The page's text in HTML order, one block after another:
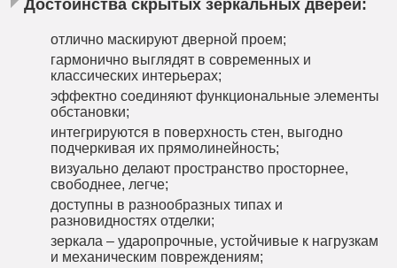
Достоинства скрытых зеркальных дверей:
отлично маскируют дверной проем;
гармонично выглядят в современных и
классических интерьерах;
эффектно соединяют функциональные элементы
обстановки;
интегрируются в поверхность стен, выгодно
подчеркивая их прямолинейность;
визуально делают пространство просторнее,
свободнее, легче;
доступны в разнообразных типах и
разновидностях отделки;
зеркала – ударопрочные, устойчивые к нагрузкам
и механическим повреждениям;